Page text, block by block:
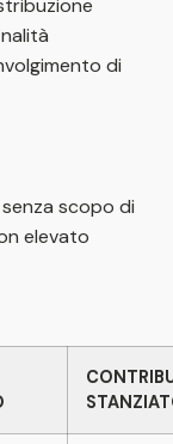
di
senza scopo di
elevato